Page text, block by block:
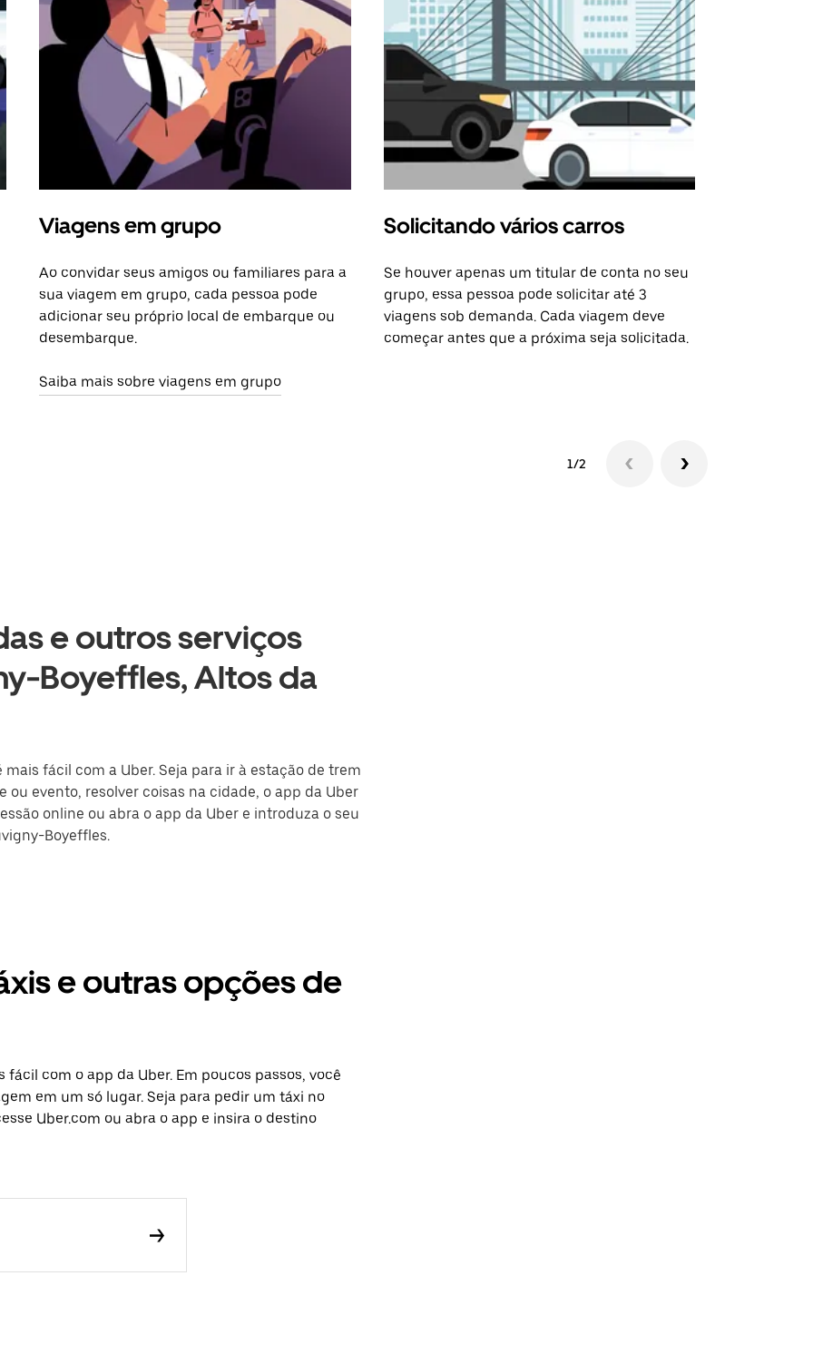
Viagens em grupo
Ao convidar seus amigos ou familiares para a
sua viagem em grupo, cada pessoa pode
adicionar seu próprio local de embarque ou
desembarque.
Saiba mais sobre viagens em grupo
Solicitando vários carros
Se houver apenas um titular de conta no seu
grupo, essa pessoa pode solicitar até 3
viagens sob demanda. Cada viagem deve
começar antes que a próxima seja solicitada.
1/2
e outros serviços
Boyeffles, Altos da
fácil com a Uber. Seja para ir à estação de trem
evento, resolver coisas na cidade, o app da Uber
online ou abra o app da Uber e introduza o seu
Boyeffles.
e outras opções de
com o app da Uber. Em poucos passos, você
em um só lugar. Seja para pedir um táxi no
Uber.com ou abra o app e insira o destino